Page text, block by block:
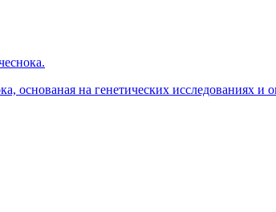
основаная на генетических исследованиях и